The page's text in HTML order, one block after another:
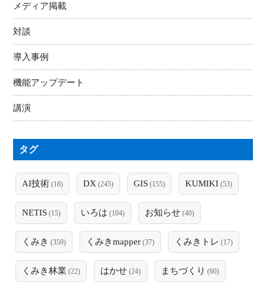
メディア掲載
対談
導入事例
機能アップデート
講演
タグ
AI技術 (18) DX (245) GIS (155) KUMIKI (53)
NETIS (15) いろは (104) お知らせ (40)
くみき (359) くみきmapper (37) くみきトレ (17)
くみき林業 (22) はかせ (24) まちづくり (60)